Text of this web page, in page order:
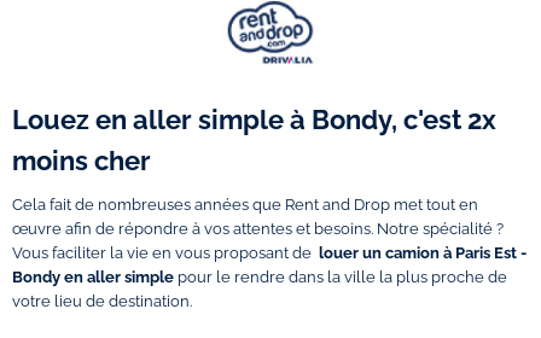
Louez en aller simple à Bondy, c'est 2x
moins cher
Cela fait de nombreuses années que Rent and Drop met tout en
œuvre afin de répondre à vos attentes et besoins. Notre spécialité ?
Vous faciliter la vie en vous proposant de louer un camion à Paris Est -
Bondy en aller simple pour le rendre dans la ville la plus proche de
votre lieu de destination.